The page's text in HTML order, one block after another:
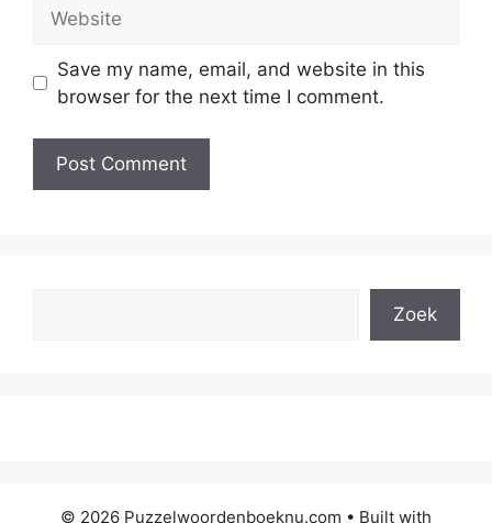
Save my name, email, and website in this
browser for the next time I comment.
Zoek
© 2026 Puzzelwoordenboeknu.com • Built with